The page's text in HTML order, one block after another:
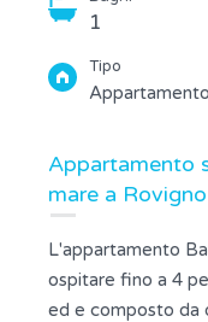
1
Tipo
Appartamento
Appartamento
mare a Rovigno
L'appartamento
ospitare fino a 4
ed e composto da